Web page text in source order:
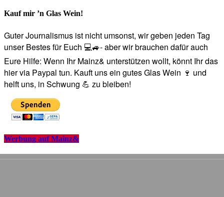
Kauf mir ’n Glas Wein!
Guter Journalismus ist nicht umsonst, wir geben jeden Tag
unser Bestes für Euch 💻🚙- aber wir brauchen dafür auch
Eure Hilfe: Wenn Ihr Mainz& unterstützen wollt, könnt Ihr das
hier via Paypal tun. Kauft uns ein gutes Glas Wein 🍷 und
helft uns, in Schwung 💪 zu bleiben!
Werbung auf Mainz&